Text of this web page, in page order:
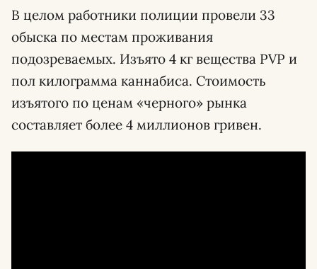
В целом работники полиции провели 33
обыска по местам проживания
подозреваемых. Изъято 4 кг вещества PVP и
пол килограмма каннабиса. Стоимость
изъятого по ценам «черного» рынка
составляет более 4 миллионов гривен.